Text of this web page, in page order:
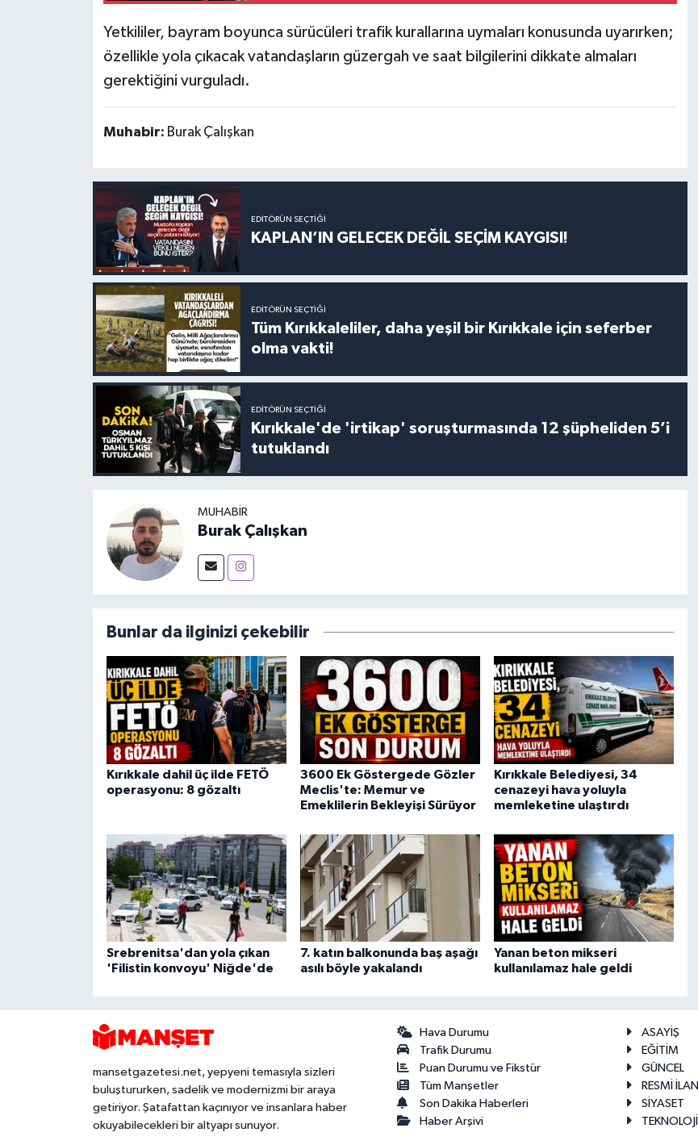
Yetkililer, bayram boyunca sürücüleri trafik kurallarına uymaları konusunda uyarırken;
özellikle yola çıkacak vatandaşların güzergah ve saat bilgilerini dikkate almaları
gerektiğini vurguladı.
Muhabir: Burak Çalışkan
EDITÖRÜN SEÇTIĞI
KAPLAN’IN GELECEK DEĞİL SEÇİM KAYGISI!
EDITÖRÜN SEÇTIĞI
Tüm Kırıkkaleliler, daha yeşil bir Kırıkkale için seferber
olma vakti!
EDITÖRÜN SEÇTIĞI
Kırıkkale'de 'irtikap' soruşturmasında 12 şüpheliden 5’i
tutuklandı
MUHABIR
Burak Çalışkan
Bunlar da ilginizi çekebilir
Kırıkkale dahil üç ilde FETÖ
operasyonu: 8 gözaltı
3600 Ek Göstergede Gözler
Meclis'te: Memur ve
Emeklilerin Bekleyişi Sürüyor
Kırıkkale Belediyesi, 34
cenazeyi hava yoluyla
memleketine ulaştırdı
Srebrenitsa'dan yola çıkan
'Filistin konvoyu' Niğde'de
7. katın balkonunda baş aşağı
asılı böyle yakalandı
Yanan beton mikseri
kullanılamaz hale geldi
mansetgazetesi.net, yepyeni temasıyla sizleri
buluştururken, sadelik ve modernizmi bir araya
getiriyor. Şatafattan kaçınıyor ve insanlara haber
okuyabilecekleri bir altyapı sunuyor.
Hava Durumu
Trafik Durumu
Puan Durumu ve Fikstür
Tüm Manşetler
Son Dakika Haberleri
Haber Arşivi
ASAYİŞ
EĞİTİM
GÜNCEL
RESMİ İLAN
SİYASET
TEKNOLOJİ